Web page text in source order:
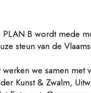
PLAN B wordt mede
steun van de
we samen met
Kunst & Zwalm,